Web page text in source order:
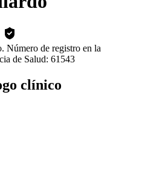
Número de registro en la
de Salud: 61543
clínico